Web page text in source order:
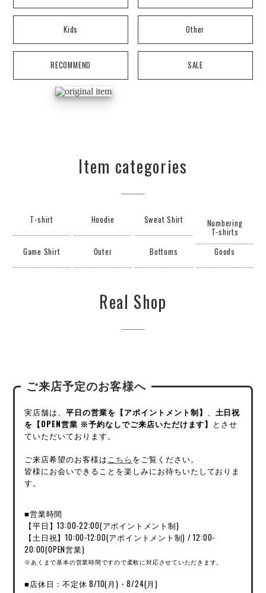
Kids Other
RECOMMEND SALE
Item categories
T-shirt Hoodie Sweat Shirt Numbering
T-shirts
Game Shirt
Outer Bottoms Goods
Real Shop
ご来店予定のお客様へ
実店舗は、平日の営業を【アポイントメント制】 、 土日祝
を【OPEN営業 ※予約なしでご来店いただけます】 とさせ
ていただいております。
ご来店希望のお客様はこちら をご覧ください。
皆様にお会いできることを楽しみにお待ちいたしておりま
す。
■営業時間
【平日】13:00-22:00(アポイントメント制)
【土日祝】10:00-12:00(アポイントメント制) / 12:00-
20:00(OPEN営業)
※あくまで基本の営業時間ですので柔軟に対応させていただきます。
■店休日：不定休 8/10(月)・8/24(月)